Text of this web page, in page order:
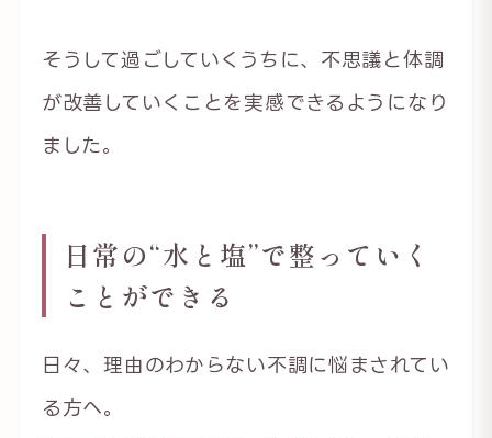
そうして過ごしていくうちに、不思議と体調
が改善していくことを実感できるようになり
ました。
日常の“水と塩”で整っていく
ことができる
日々、理由のわからない不調に悩まされてい
る方へ。